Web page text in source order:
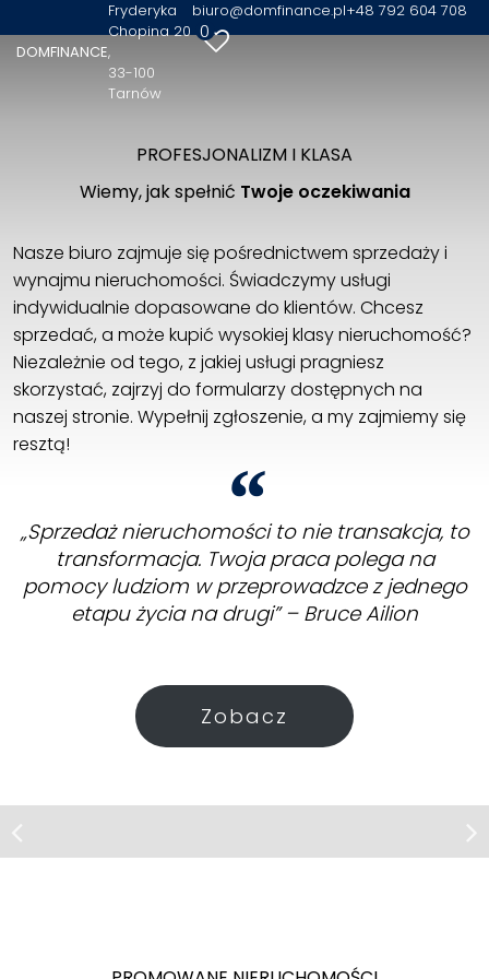
DOMFINANCE
Fryderyka
Chopina 20
33-100
Tarnów
biuro@domfinance.pl+48 792 604 708
0
PROFESJONALIZM I KLASA
Wiemy, jak spełnić Twoje oczekiwania
Nasze biuro zajmuje się pośrednictwem sprzedaży i
wynajmu nieruchomości. Świadczymy usługi
indywidualnie dopasowane do klientów. Chcesz
sprzedać, a może kupić wysokiej klasy nieruchomość?
Niezależnie od tego, z jakiej usługi pragniesz
skorzystać, zajrzyj do formularzy dostępnych na
naszej stronie. Wypełnij zgłoszenie, a my zajmiemy się
resztą!
„Sprzedaż nieruchomości to nie transakcja, to
transformacja. Twoja praca polega na
pomocy ludziom w przeprowadzce z jednego
etapu życia na drugi” – Bruce Ailion
Zobacz
Koszyce Wielkie
Dom z bali | Działka 14 arów | Koszyce